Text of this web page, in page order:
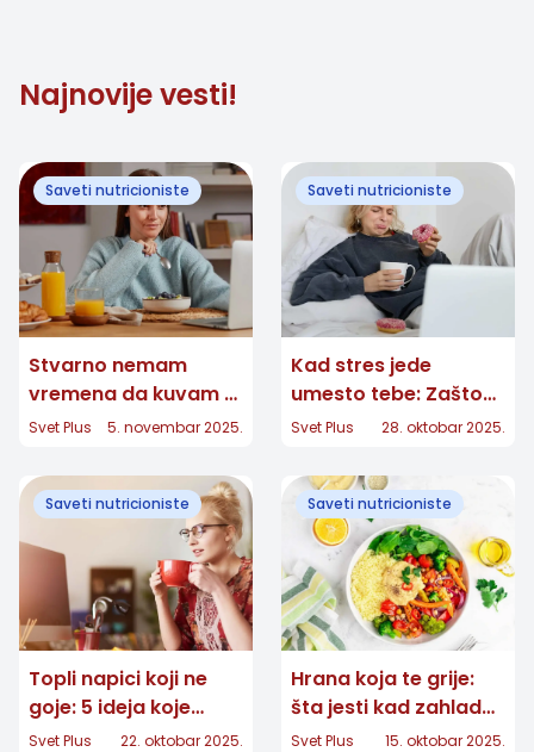
Najnovije vesti!
Saveti nutricioniste
Stvarno nemam
vremena da kuvam –
evo šta jedem kad
Svet Plus 5. novembar 2025.
Saveti nutricioniste
Kad stres jede
umesto tebe: Zašto
se zimi gojimo i kako
Svet Plus 28. oktobar 2025.
Saveti nutricioniste
Topli napici koji ne
goje: 5 ideja koje
zamenjuju topli kakao
Svet Plus 22. oktobar 2025.
Saveti nutricioniste
Hrana koja te grije:
šta jesti kad zahladni
- a ne želiš da se
Svet Plus 15. oktobar 2025.